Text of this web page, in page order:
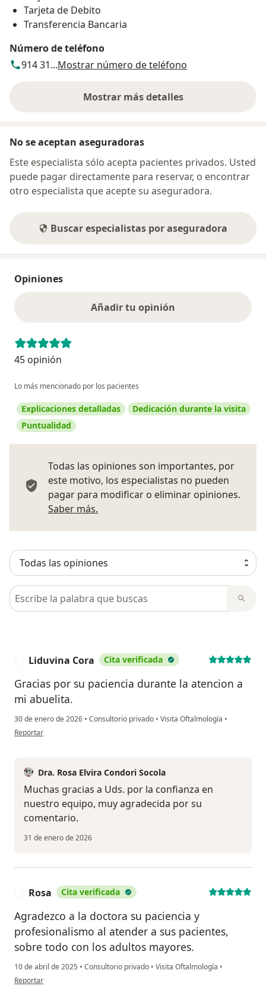
Tarjeta de Debito
Transferencia Bancaria
Número de teléfono
914 31...Mostrar número de teléfono
Mostrar más detalles
sobre la dirección
No se aceptan aseguradoras
Este especialista sólo acepta pacientes privados. Usted
puede pagar directamente para reservar, o encontrar
otro especialista que acepte su aseguradora.
Buscar especialistas por aseguradora
Opiniones
Añadir tu opinión
45 opinión
Lo más mencionado por los pacientes
Explicaciones detalladas
Dedicación durante la visita
Puntualidad
Todas las opiniones son importantes, por
este motivo, los especialistas no pueden
pagar para modificar o eliminar opiniones.
Saber más.
Busca en opiniones
Liduvina Cora Cita verificada
Gracias por su paciencia durante la atencion a
mi abuelita.
30 de enero de 2026 • Consultorio privado • Visita Oftalmología •
en opinión del usuario Liduvina Cora
Reportar
Dra. Rosa Elvira Condori Socola
Muchas gracias a Uds. por la confianza en
nuestro equipo, muy agradecida por su
comentario.
31 de enero de 2026
Rosa Cita verificada
Agradezco a la doctora su paciencia y
profesionalismo al atender a sus pacientes,
sobre todo con los adultos mayores.
10 de abril de 2025 • Consultorio privado • Visita Oftalmología •
en opinión del usuario Rosa
Reportar